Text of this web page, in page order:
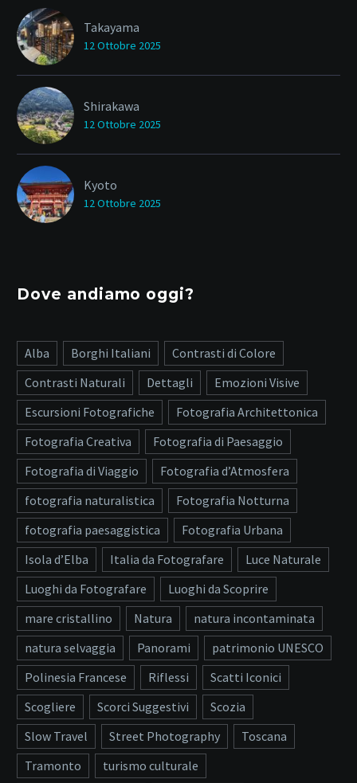
Takayama
12 Ottobre 2025
Shirakawa
12 Ottobre 2025
Kyoto
12 Ottobre 2025
Dove andiamo oggi?
Alba Borghi Italiani
Contrasti di Colore
Contrasti Naturali
Dettagli
Emozioni Visive
Escursioni Fotografiche
Fotografia Architettonica
Fotografia Creativa
Fotografia di Paesaggio
Fotografia di Viaggio
Fotografia d’Atmosfera
fotografia naturalistica
Fotografia Notturna
fotografia paesaggistica
Fotografia Urbana
Isola d’Elba
Italia da Fotografare
Luce Naturale
Luoghi da Fotografare
Luoghi da Scoprire
mare cristallino
Natura
natura incontaminata
natura selvaggia
Panorami
patrimonio UNESCO
Polinesia Francese
Riflessi
Scatti Iconici
Scogliere
Scorci Suggestivi
Scozia
Slow Travel
Street Photography
Toscana
Tramonto
turismo culturale